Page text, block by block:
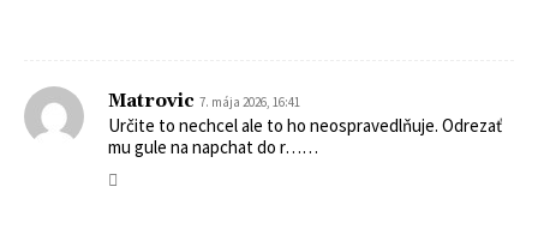
Matrovic 7. mája 2026, 16:41
Určite to nechcel ale to ho neospravedlňuje. Odrezať
mu gule na napchat do r……